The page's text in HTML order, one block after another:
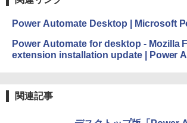
インゲームコード】 ロ
￥1,600
ェクトリストと最新エ
￥1,600
ージ、防水、7インチカ
イ、色調調節ライト、
Power Automate Desktop | Microsoft
Power Automate for desktop - Mozilla
extension installation update | Power
関連記事